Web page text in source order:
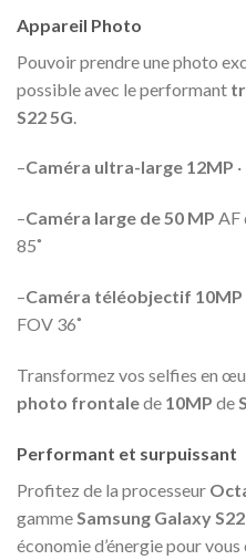
Appareil Photo
Pouvoir prendre une photo
possible avec le performant
S22 5G
–Caméra ultra-large 12MP
–Caméra large de 50 MP AF
85˚
–Caméra téléobjectif 10MP
FOV 36˚
Transformez vos selfies en
photo frontalede 10MP de
Performant et surpuissant
Profitez de la processeur
gamme Samsung Galaxy S22
économie d’énergie pour